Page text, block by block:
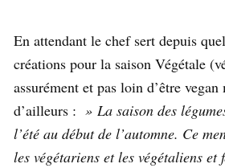
En attendant le chef sert depuis
créations pour la saison Végétale
assurément et pas loin d’être
d’ailleurs : » La saison des
l’été au début de l’automne. Ce
les végétariens et les végétaliens et